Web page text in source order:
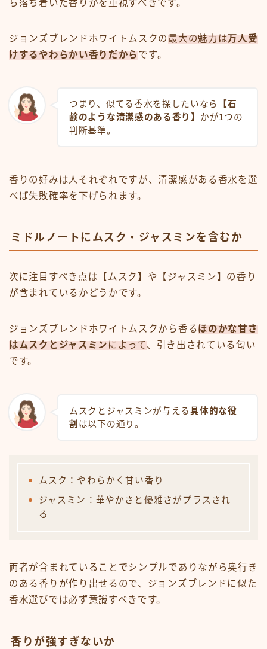
ら落ち着いた香りかを重視すべきです。
ジョンズブレンドホワイトムスクの 最大の魅力は万人受
けするやわらかい香りだから です。
つまり、似てる香水を探したいなら
【石
鹸のような清潔感のある香り】 かが1つの
判断基準。
香りの好みは人それぞれですが、清潔感がある香水を選
べば失敗確率を下げられます。
ミドルノートにムスク・ジャスミンを含むか
次に注目すべき点は【ムスク】や【ジャスミン】の香り
が含まれているかどうかです。
ジョンズブレンドホワイトムスクから香るほのかな甘さ
はムスクとジャスミン によって、引き出されている匂い
です。
ムスクとジャスミンが与える具体的な役
割 は以下の通り。
ムスク：やわらかく甘い香り
ジャスミン：華やかさと優雅さがプラスされ
る
両者が含まれていることでシンプルでありながら奥行き
のある香りが作り出せるので、ジョンズブレンドに似た
香水選びでは必ず意識すべきです。
香りが強すぎないか